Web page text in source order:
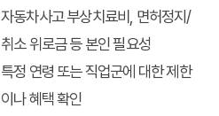
자동차사고 부상치료비, 면허정지/
취소 위로금 등 본인 필요성
특정 연령 또는 직업군에 대한 제한
이나 혜택 확인